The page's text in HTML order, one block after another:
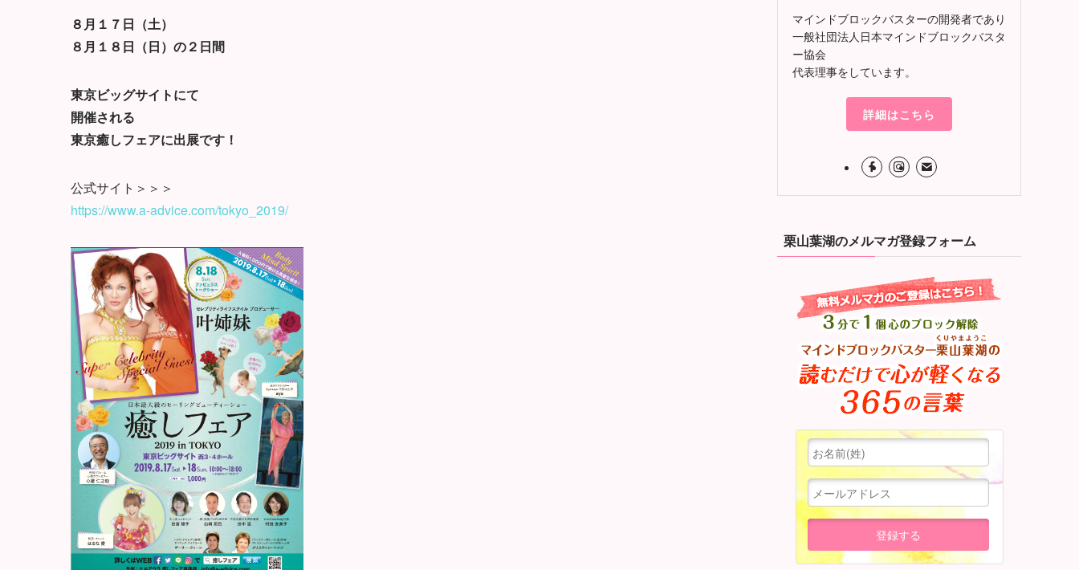
８月１７日（土）
８月１８日（日）の２日間
東京ビッグサイトにて
開催される
東京癒しフェアに出展です！
公式サイト＞＞＞
https://www.a-advice.com/tokyo_2019/
マインドブロックバスターの開発者であり
一般社団法人日本マインドブロックバスタ
ー協会
代表理事をしています。
詳細はこちら
栗山葉湖のメルマガ登録フォーム